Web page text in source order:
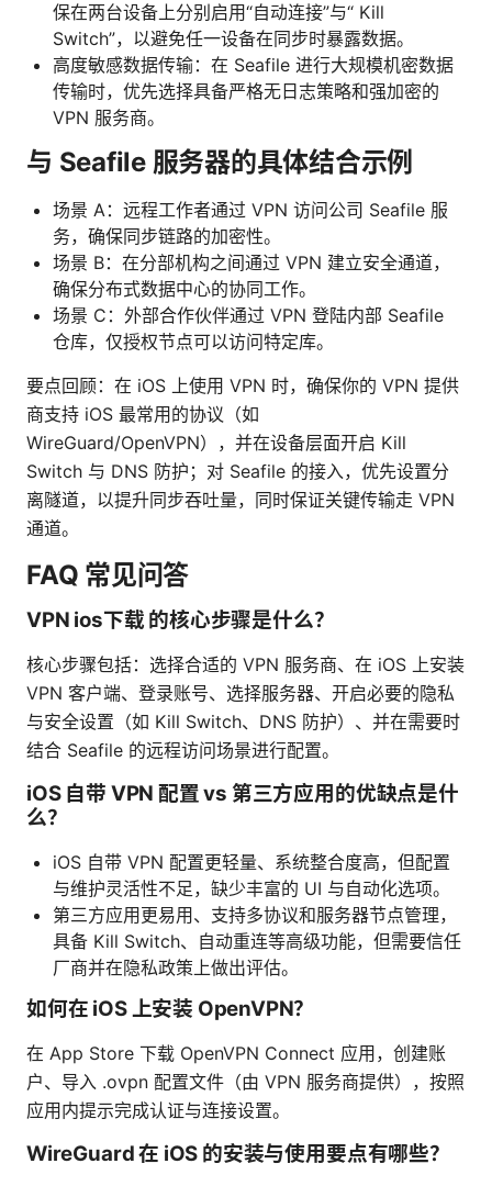
保在两台设备上分别启用“自动连接”与“ Kill
Switch”，以避免任一设备在同步时暴露数据。
高度敏感数据传输：在 Seafile 进行大规模机密数据
传输时，优先选择具备严格无日志策略和强加密的
VPN 服务商。
与 Seafile 服务器的具体结合示例
场景 A：远程工作者通过 VPN 访问公司 Seafile 服
务，确保同步链路的加密性。
场景 B：在分部机构之间通过 VPN 建立安全通道，
确保分布式数据中心的协同工作。
场景 C：外部合作伙伴通过 VPN 登陆内部 Seafile
仓库，仅授权节点可以访问特定库。
要点回顾：在 iOS 上使用 VPN 时，确保你的 VPN 提供
商支持 iOS 最常用的协议（如
WireGuard/OpenVPN），并在设备层面开启 Kill
Switch 与 DNS 防护；对 Seafile 的接入，优先设置分
离隧道，以提升同步吞吐量，同时保证关键传输走 VPN
通道。
FAQ 常见问答
VPN ios下载 的核心步骤是什么？
核心步骤包括：选择合适的 VPN 服务商、在 iOS 上安装
VPN 客户端、登录账号、选择服务器、开启必要的隐私
与安全设置（如 Kill Switch、DNS 防护）、并在需要时
结合 Seafile 的远程访问场景进行配置。
iOS 自带 VPN 配置 vs 第三方应用的优缺点是什
么？
iOS 自带 VPN 配置更轻量、系统整合度高，但配置
与维护灵活性不足，缺少丰富的 UI 与自动化选项。
第三方应用更易用、支持多协议和服务器节点管理，
具备 Kill Switch、自动重连等高级功能，但需要信任
厂商并在隐私政策上做出评估。
如何在 iOS 上安装 OpenVPN？
在 App Store 下载 OpenVPN Connect 应用，创建账
户、导入 .ovpn 配置文件（由 VPN 服务商提供），按照
应用内提示完成认证与连接设置。
WireGuard 在 iOS 的安装与使用要点有哪些？